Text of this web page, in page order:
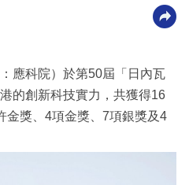
應科院）於第50屆「日內瓦
的創新科技實力，共獲得16
金獎、4項金獎、7項銀獎及4